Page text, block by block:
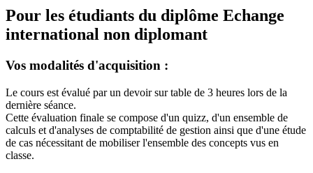
Pour les étudiants du diplôme Echange
international non diplomant
Vos modalités d'acquisition :
Le cours est évalué par un devoir sur table de 3 heures lors de la
dernière séance.
Cette évaluation finale se compose d'un quizz, d'un ensemble de
calculs et d'analyses de comptabilité de gestion ainsi que d'une étude
de cas nécessitant de mobiliser l'ensemble des concepts vus en
classe.